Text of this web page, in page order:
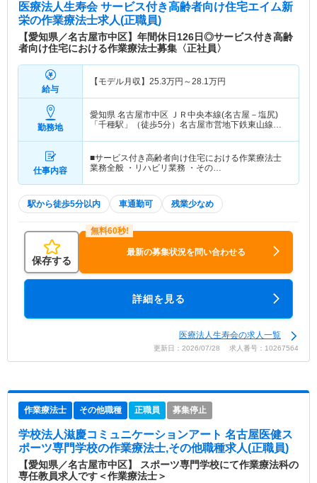
医療法人生寿会 サービス付き高齢者向け住宅エイム新
栄の作業療法士求人(正職員)
【愛知県／名古屋市中区】年間休日126日◎サービス付き高齢
者向け住宅における作業療法士募集〈正社員〉
給与
【モデル月収】 25.3万円～28.1万円
勤務地
愛知県 名古屋市中区 ＪＲ中央本線(名古屋－塩尻)
「千種駅」（徒歩5分）名古屋市営地下鉄東山線
仕事内容
■サービス付き高齢者向け住宅における作業療法士
業務全般 ・リハビリ業務 ・その…
駅から徒歩5分以内 車通勤可 残業少なめ
保存する
最新の募集状況を問い合わせる
詳細を見る
医療法人生寿会の求人一覧
更新日：2026/07/28 求人番号：10267564
作業療法士 その他職種 正職員 募集停止
学校法人滋慶コミュニケーションアート 名古屋医健ス
ポーツ専門学校の作業療法士,その他職種求人(正職員)
【愛知県／名古屋市中区】 スポーツ専門学校にて作業療法科の
専任教員求人です＜作業療法士＞